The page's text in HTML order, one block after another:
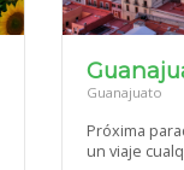
Guanajuato
Próxima
un viaje